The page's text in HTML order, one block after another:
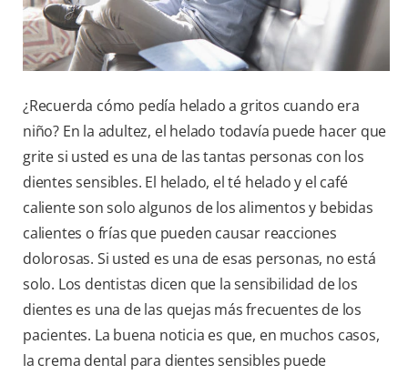
¿Recuerda cómo pedía helado a gritos cuando era
niño? En la adultez, el helado todavía puede hacer que
grite si usted es una de las tantas personas con los
dientes sensibles. El helado, el té helado y el café
caliente son solo algunos de los alimentos y bebidas
calientes o frías que pueden causar reacciones
dolorosas. Si usted es una de esas personas, no está
solo. Los dentistas dicen que la sensibilidad de los
dientes es una de las quejas más frecuentes de los
pacientes. La buena noticia es que, en muchos casos,
la crema dental para dientes sensibles puede